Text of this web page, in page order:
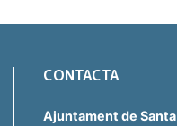
CONTACTA
Ajuntament de